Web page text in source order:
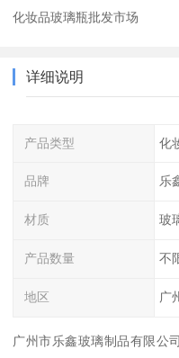
化妆品玻璃瓶批发市场
详细说明
产品类型 化
品牌 乐
材质 玻
产品数量 不
地区 广
广州市乐鑫玻璃制品有限公